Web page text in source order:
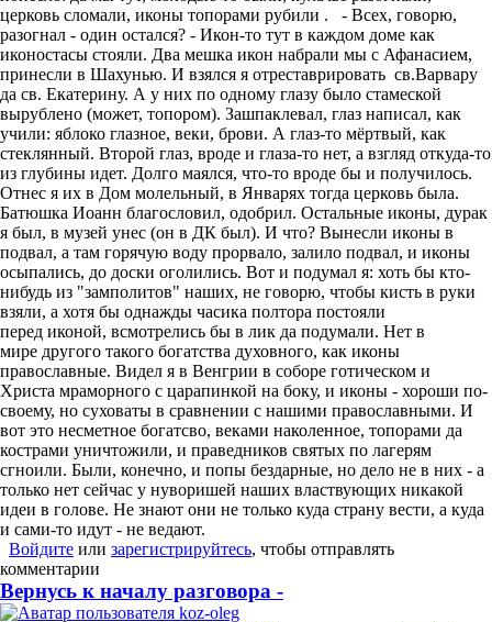
церковь сломали, иконы топорами рубили . - Всех, говорю,
разогнал - один остался? - Икон-то тут в каждом доме как
иконостасы стояли. Два мешка икон набрали мы с Афанасием,
принесли в Шахунью. И взялся я отреставрировать св.Варвару
да св. Екатерину. А у них по одному глазу было стамеской
вырублено (может, топором). Зашпаклевал, глаз написал, как
учили: яблоко глазное, веки, брови. А глаз-то мёртвый, как
стеклянный. Второй глаз, вроде и глаза-то нет, а взгляд откуда-то
из глубины идет. Долго маялся, что-то вроде бы и получилось.
Отнес я их в Дом молельный, в Январях тогда церковь была.
Батюшка Иоанн благословил, одобрил. Остальные иконы, дурак
я был, в музей унес (он в ДК был). И что? Вынесли иконы в
подвал, а там горячую воду прорвало, залило подвал, и иконы
осыпались, до доски оголились. Вот и подумал я: хоть бы кто-
нибудь из "замполитов" наших, не говорю, чтобы кисть в руки
взяли, а хотя бы однажды часика полтора постояли
перед иконой, всмотрелись бы в лик да подумали. Нет в
мире другого такого богатства духовного, как иконы
православные. Видел я в Венгрии в соборе готическом и
Христа мраморного с царапинкой на боку, и иконы - хороши по-
своему, но суховаты в сравнении с нашими православными. И
вот это несметное богатсво, веками наколенное, топорами да
кострами уничтожили, и праведников святых по лагерям
сгноили. Были, конечно, и попы бездарные, но дело не в них - а
только нет сейчас у нуворишей наших властвующих никакой
идеи в голове. Не знают они не только куда страну вести, а куда
и сами-то идут - не ведают.
Войдите или зарегистрируйтесь, чтобы отправлять
комментарии
Вернусь к началу разговора -